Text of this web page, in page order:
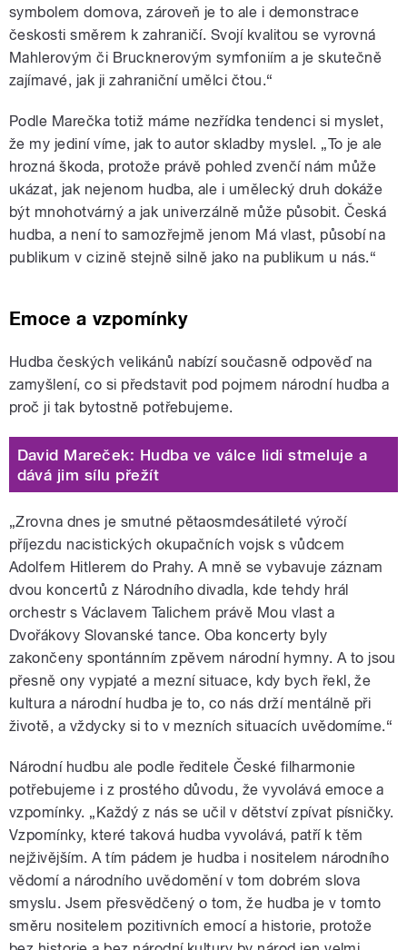
symbolem domova, zároveň je to ale i demonstrace
českosti směrem k zahraničí. Svojí kvalitou se vyrovná
Mahlerovým či Brucknerovým symfoniím a je skutečně
zajímavé, jak ji zahraniční umělci čtou.“
Podle Marečka totiž máme nezřídka tendenci si myslet,
že my jediní víme, jak to autor skladby myslel. „To je ale
hrozná škoda, protože právě pohled zvenčí nám může
ukázat, jak nejenom hudba, ale i umělecký druh dokáže
být mnohotvárný a jak univerzálně může působit. Česká
hudba, a není to samozřejmě jenom Má vlast, působí na
publikum v cizině stejně silně jako na publikum u nás.“
Emoce a vzpomínky
Hudba českých velikánů nabízí současně odpověď na
zamyšlení, co si představit pod pojmem národní hudba a
proč ji tak bytostně potřebujeme.
David Mareček: Hudba ve válce lidi stmeluje a
dává jim sílu přežít
„Zrovna dnes je smutné pětaosmdesátileté výročí
příjezdu nacistických okupačních vojsk s vůdcem
Adolfem Hitlerem do Prahy. A mně se vybavuje záznam
dvou koncertů z Národního divadla, kde tehdy hrál
orchestr s Václavem Talichem právě Mou vlast a
Dvořákovy Slovanské tance. Oba koncerty byly
zakončeny spontánním zpěvem národní hymny. A to jsou
přesně ony vypjaté a mezní situace, kdy bych řekl, že
kultura a národní hudba je to, co nás drží mentálně při
životě, a vždycky si to v mezních situacích uvědomíme.“
Národní hudbu ale podle ředitele České filharmonie
potřebujeme i z prostého důvodu, že vyvolává emoce a
vzpomínky. „Každý z nás se učil v dětství zpívat písničky.
Vzpomínky, které taková hudba vyvolává, patří k těm
nejživějším. A tím pádem je hudba i nositelem národního
vědomí a národního uvědomění v tom dobrém slova
smyslu. Jsem přesvědčený o tom, že hudba je v tomto
směru nositelem pozitivních emocí a historie, protože